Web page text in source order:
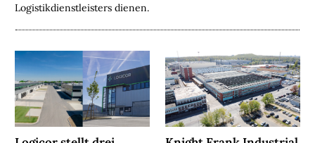
T
K
E
I
T
Logistikdienstleisters dienen.